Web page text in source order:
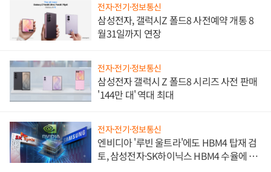
전자·전기·정보통신
삼성전자, 갤럭시Z 폴드8 사전예약 개통 8
월31일까지 연장
전자·전기·정보통신
삼성전자 갤럭시 Z 폴드8 시리즈 사전 판매
'144만 대' 역대 최대
전자·전기·정보통신
엔비디아 '루빈 울트라'에도 HBM4 탑재 검
토, 삼성전자·SK하이닉스 HBM4 수율에 주